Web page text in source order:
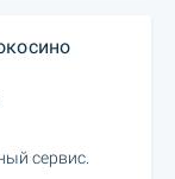
сервис.